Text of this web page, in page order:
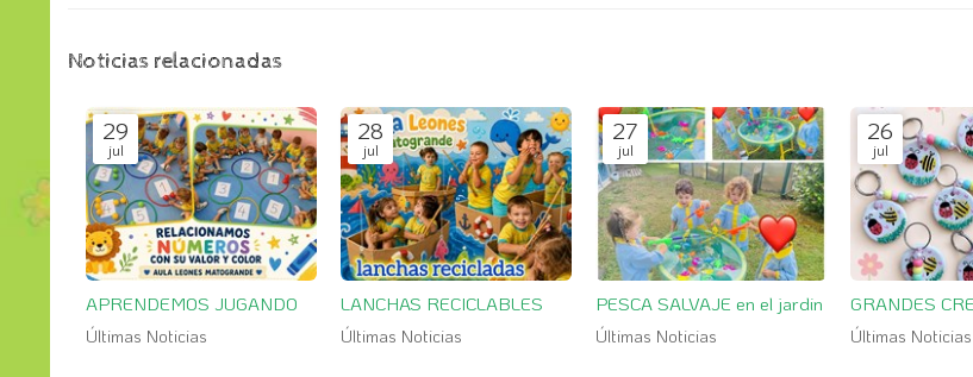
Noticias relacionadas
29
jul
APRENDEMOS JUGANDO
Últimas Noticias
28
jul
LANCHAS RECICLABLES
Últimas Noticias
27
jul
PESCA SALVAJE en el jardin
Últimas Noticias
26
jul
GRANDES
Últimas Noticias